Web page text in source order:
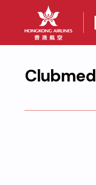
Clubmed